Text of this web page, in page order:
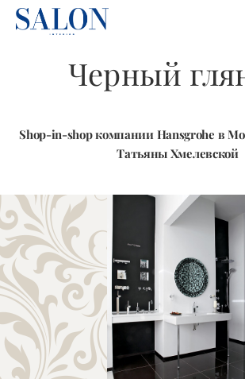
Черный
Shop-in-shop компании Hansgrohe в
Татьяны Хмелевской